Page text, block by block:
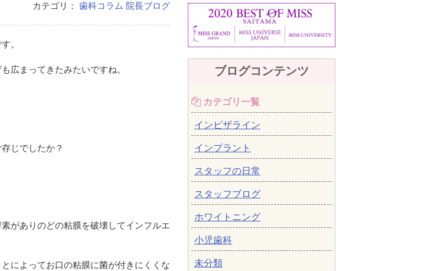
カテゴリ： 歯科コラム 院長ブログ
。
広まってきたみたいですね。
じでしたか？
がありのどの粘膜を破壊してインフルエ
によってお口の粘膜に菌が付きにくくな
ブログコンテンツ
カテゴリ一覧
インビザライン
インプラント
スタッフの日常
スタッフブログ
ホワイトニング
小児歯科
未分類